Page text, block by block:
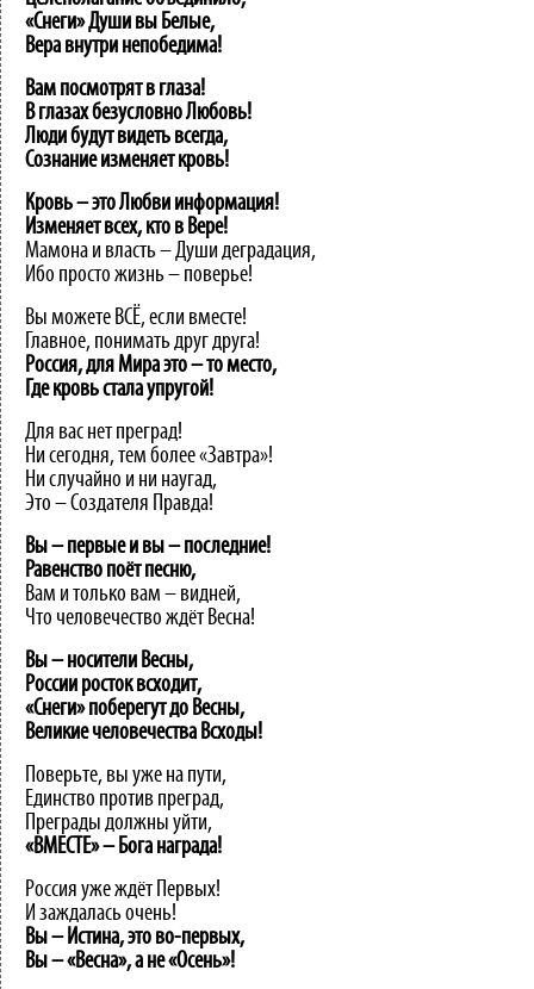
«Снеги» Души вы Белые,
Вера внутри непобедима!
Вам посмотрят в глаза!
В глазах безусловно Любовь!
Люди будут видеть всегда,
Сознание изменяет кровь!
Кровь – это Любви информация!
Изменяет всех, кто в Вере!
Мамона и власть – Души деградация,
Ибо просто жизнь – поверье!
Вы можете ВСЁ, если вместе!
Главное, понимать друг друга!
Россия, для Мира это – то место,
Где кровь стала упругой!
Для вас нет преград!
Ни сегодня, тем более «Завтра»!
Ни случайно и ни наугад,
Это – Создателя Правда!
Вы – первые и вы – последние!
Равенство поёт песню,
Вам и только вам – видней,
Что человечество ждёт Весна!
Вы – носители Весны,
России росток всходит,
«Снеги» поберегут до Весны,
Великие человечества Всходы!
Поверьте, вы уже на пути,
Единство против преград,
Преграды должны уйти,
«ВМЕСТЕ»– Бога награда!
Россия уже ждёт Первых!
И заждалась очень!
Вы – Истина, это во-первых,
Вы – «Весна», а не «Осень»!